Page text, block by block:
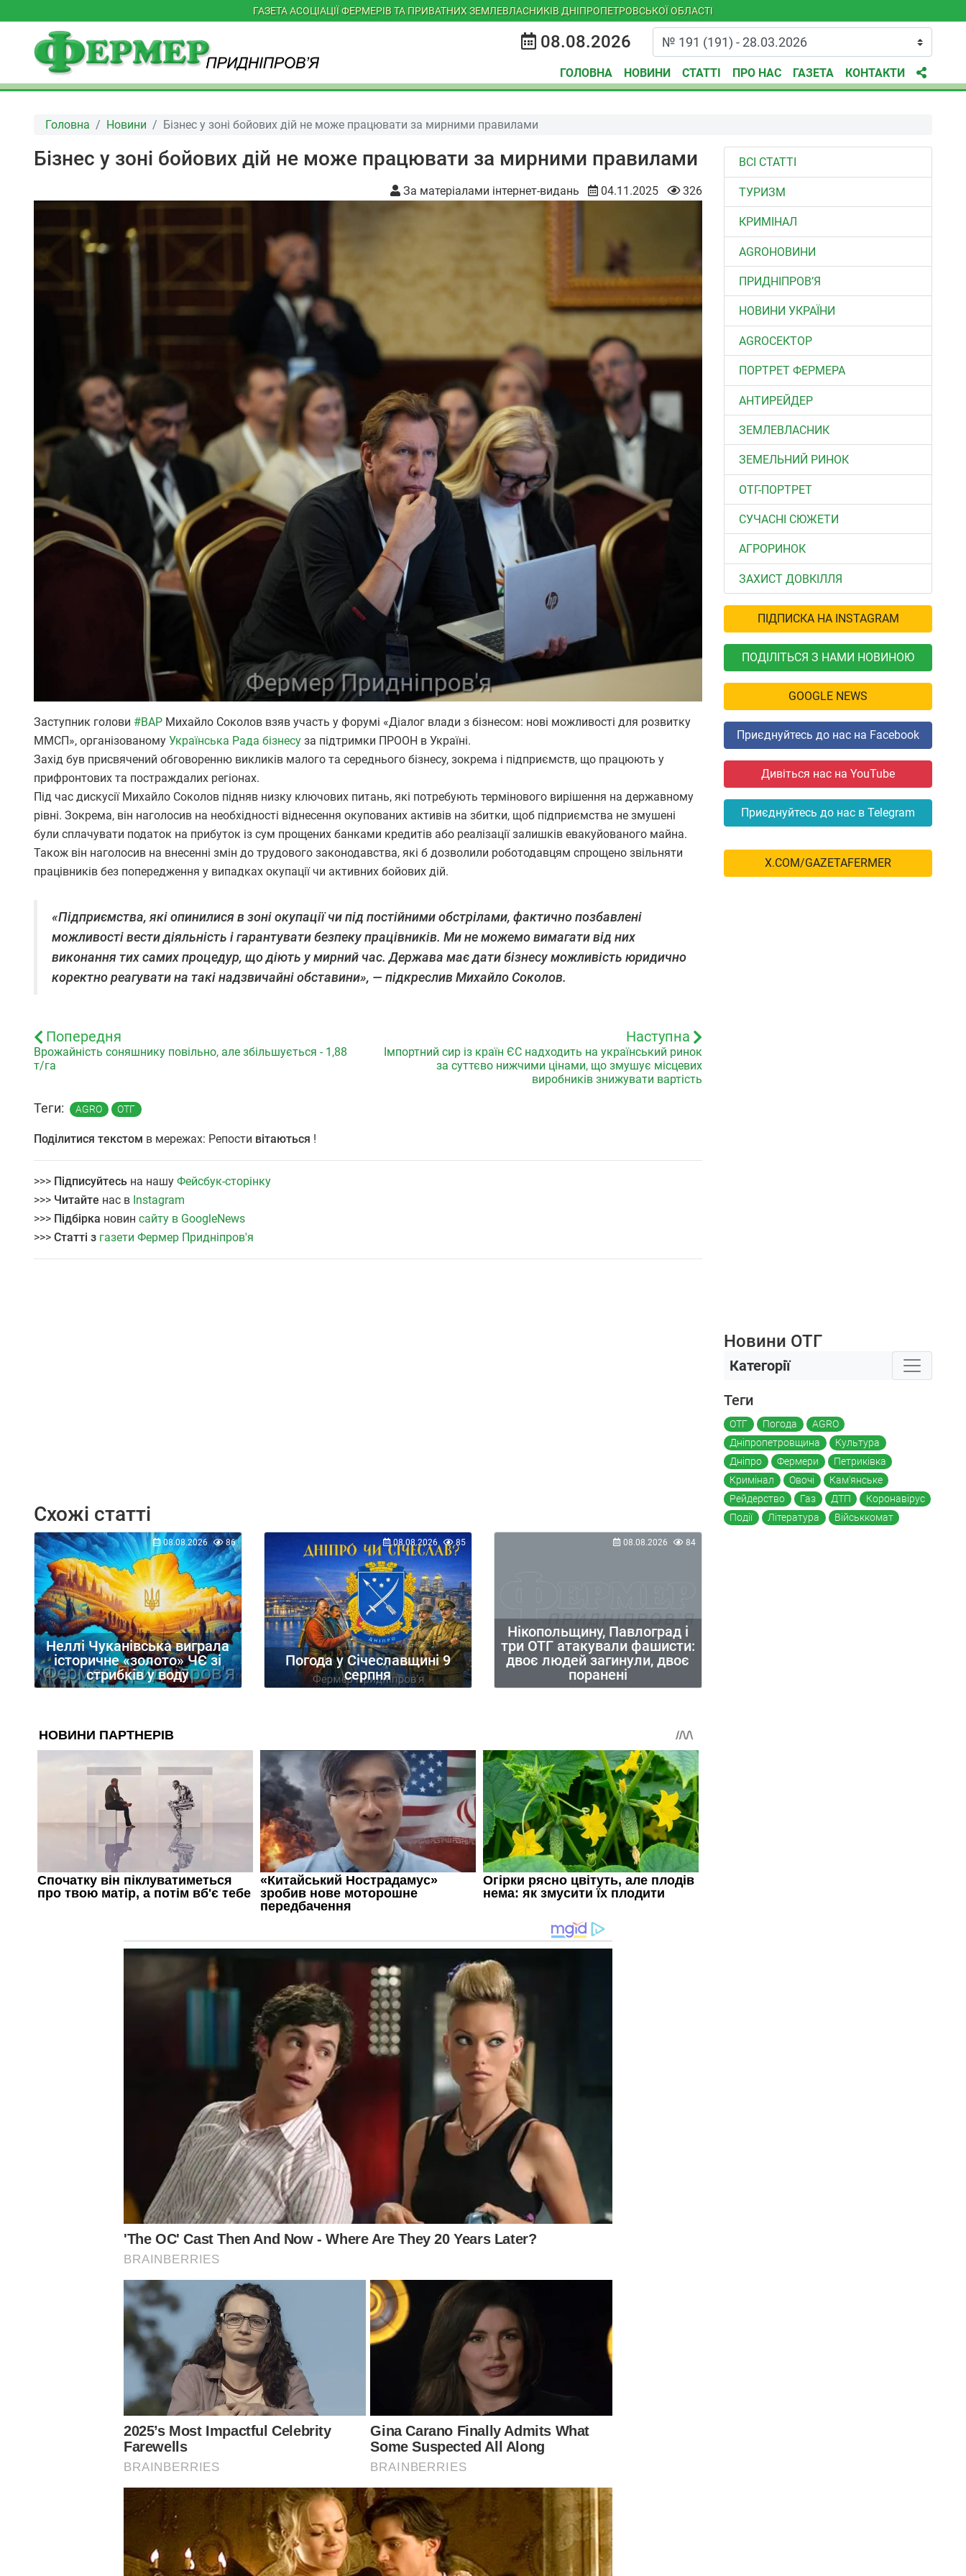
ГАЗЕТА АСОЦІАЦІЇ ФЕРМЕРІВ ТА ПРИВАТНИХ ЗЕМЛЕВЛАСНИКІВ ДНІПРОПЕТРОВСЬКОЇ ОБЛАСТІ
08.08.2026
ГОЛОВНА НОВИНИ СТАТТІ ПРО НАС ГАЗЕТА КОНТАКТИ
Головна Новини Бізнес у зоні бойових дій не може працювати за мирними правилами
Бізнес у зоні бойових дій не може працювати за мирними правилами
За матеріалами інтернет-видань 04.11.2025 326
Заступник голови #ВАР Михайло Соколов взяв участь у форумі «Діалог влади з бізнесом: нові можливості для розвитку
ММСП», організованому Українська Рада бізнесу за підтримки ПРООН в Україні.
Захід був присвячений обговоренню викликів малого та середнього бізнесу, зокрема і підприємств, що працюють у
прифронтових та постраждалих регіонах.
Під час дискусії Михайло Соколов підняв низку ключових питань, які потребують термінового вирішення на державному
рівні. Зокрема, він наголосив на необхідності віднесення окупованих активів на збитки, щоб підприємства не змушені
були сплачувати податок на прибуток із сум прощених банками кредитів або реалізації залишків евакуйованого майна.
Також він наголосив на внесенні змін до трудового законодавства, які б дозволили роботодавцям спрощено звільняти
працівників без попередження у випадках окупації чи активних бойових дій.
«Підприємства, які опинилися в зоні окупації чи під постійними обстрілами, фактично позбавлені
можливості вести діяльність і гарантувати безпеку працівників. Ми не можемо вимагати від них
виконання тих самих процедур, що діють у мирний час. Держава має дати бізнесу можливість юридично
коректно реагувати на такі надзвичайні обставини», — підкреслив Михайло Соколов.
Попередня
Врожайність соняшнику повільно, але збільшується - 1,88
т/га
Наступна
Імпортний сир із країн ЄС надходить на український ринок
за суттєво нижчими цінами, що змушує місцевих
виробників знижувати вартість
Теги: AGRO ОТГ
Поділитися текстом в мережах: Репости вітаються !
>>> Підписуйтесь на нашу Фейсбук-сторінку
>>> Читайте нас в Instagram
>>> Підбірка новин сайту в GoogleNews
>>> Статті з газети Фермер Придніпров'я
Схожі статті
Неллі Чуканівська виграла
історичне «золото» ЧЄ зі
стрибків у воду
08.08.2026 86
Погода у Січеславщині 9
серпня
08.08.2026 85
Нікопольщину, Павлоград і
три ОТГ атакували фашисти:
двоє людей загинули, двоє
поранені
08.08.2026 84
ВСІ СТАТТІ
ТУРИЗМ
КРИМІНАЛ
AGROНОВИНИ
ПРИДНІПРОВ’Я
НОВИНИ УКРАЇНИ
АGROСЕКТОР
ПОРТРЕТ ФЕРМЕРА
АНТИРЕЙДЕР
ЗЕМЛЕВЛАСНИК
ЗЕМЕЛЬНИЙ РИНОК
ОТГ-ПОРТРЕТ
СУЧАСНІ СЮЖЕТИ
АГРОРИНОК
ЗАХИСТ ДОВКІЛЛЯ
ПІДПИСКА НА INSTAGRAM
ПОДІЛІТЬСЯ З НАМИ НОВИНОЮ
GOOGLE NEWS
Приєднуйтесь до нас на Facebook
Дивіться нас на YouTube
Приєднуйтесь до нас в Telegram
X.COM/GAZETAFERMER
Новини ОТГ
Категорії
Теги
ОТГ Погода
AGRO
Дніпропетровщина
Культура
Дніпро
Фермери
Петриківка
Кримінал
Овочі
Кам'янське
Рейдерство
Газ ДТП
Коронавірус
Події
Література Військкомат